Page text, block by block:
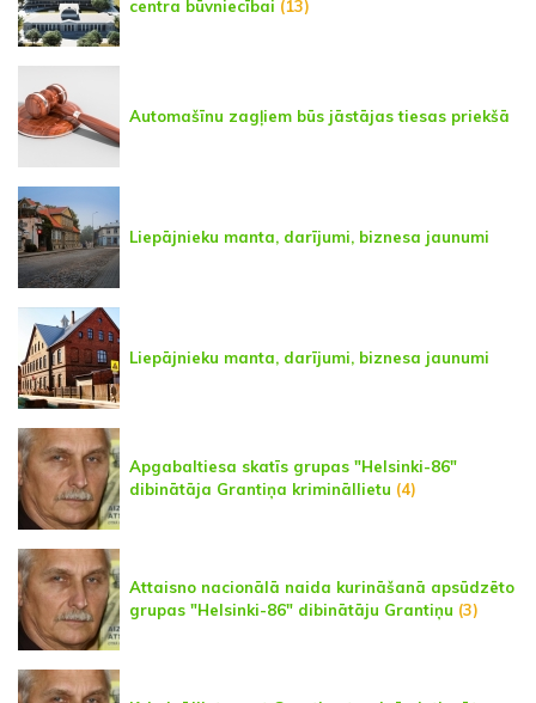
centra būvniecībai (13)
Automašīnu zagļiem būs jāstājas tiesas priekšā
Liepājnieku manta, darījumi, biznesa jaunumi
Liepājnieku manta, darījumi, biznesa jaunumi
Apgabaltiesa skatīs grupas "Helsinki-86"
dibinātāja Grantiņa krimināllietu (4)
Attaisno nacionālā naida kurināšanā apsūdzēto
grupas "Helsinki-86" dibinātāju Grantiņu (3)